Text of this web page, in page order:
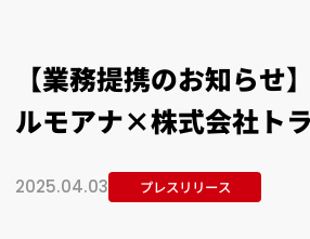
【業務提携のお知らせ
ルモアナ×株式会社ト
2025.04.03 プレスリリース